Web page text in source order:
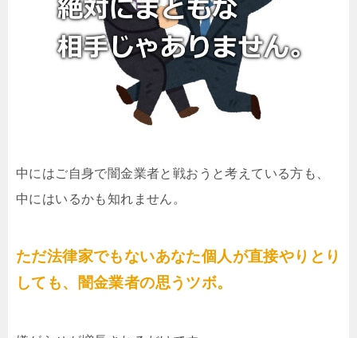
中にはご自身で闇金業者と戦おうと考えている方も、
中にはいるかも知れません。
ただ法律家でもないあなた個人が直接やりとり
しても、闇金業者の思うツボ。